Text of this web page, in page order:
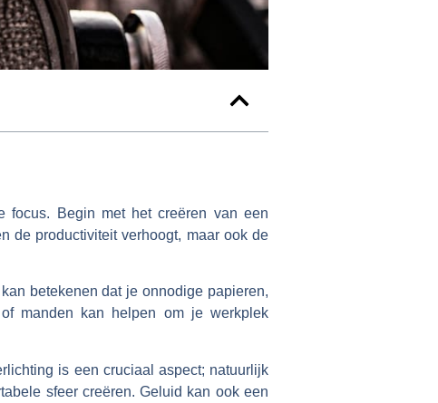
focus. Begin met het creëren van een
de productiviteit verhoogt, maar ook de
betekenen dat je onnodige papieren,
manden kan helpen om je werkplek
is een cruciaal aspect; natuurlijk
sfeer creëren. Geluid kan ook een